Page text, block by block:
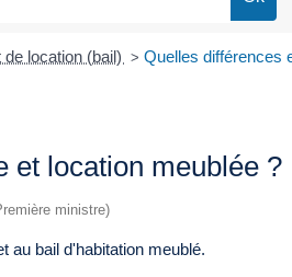
location (bail) > Quelles différences
et location meublée ?
ministre)
au bail d'habitation meublé.